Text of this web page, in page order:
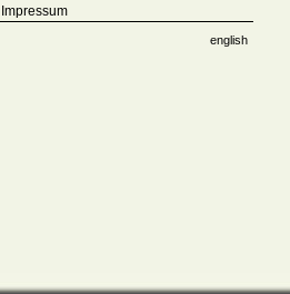
Impressum
english